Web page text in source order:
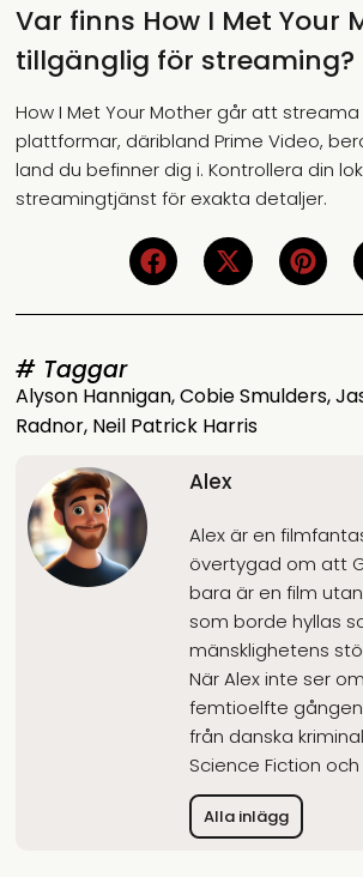
Var finns How I Met Your
tillgänglig för streaming?
How I Met Your Mother går att
plattformar, däribland Prime Video,
land du befinner dig i. Kontrollera din
streamingtjänst för exakta detaljer.
# Taggar
Alyson Hannigan,Cobie Smulders,
Radnor, Neil Patrick Harris
Alex
Alex är en
övertygad om att
bara är en film
som borde hyllas
mänsklighetens
När Alex inte ser
femtioelfte
från danska
Science Fiction
Alla inlägg